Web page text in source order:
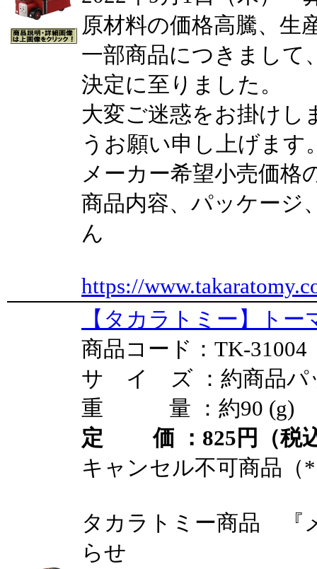
原材料の価格高騰、生
一部商品につきまして
決定に至りました。
大変ご迷惑をお掛けし
うお願い申し上げます
メーカー希望小売価格
商品内容、パッケージ
ん
https://
【タカラトミー】ト
商品コード：TK-31004
サ イ ズ ：約商品パ
重 量 ：約90 (g)
定 価 ：825円（税
キャンセル不可商品（
タカラトミー商品 『
らせ